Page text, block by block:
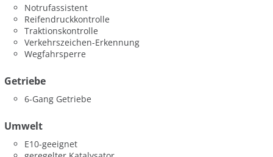
Notrufassistent
Reifendruckkontrolle
Traktionskontrolle
Verkehrszeichen-Erkennung
Wegfahrsperre
Getriebe
6-Gang Getriebe
Umwelt
E10-geeignet